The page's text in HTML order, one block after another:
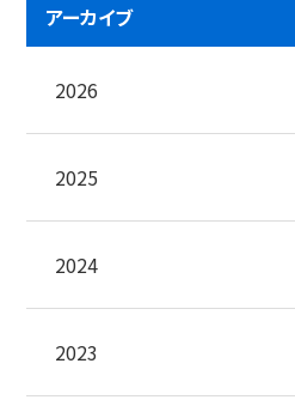
アーカイブ
2026
2025
2024
2023